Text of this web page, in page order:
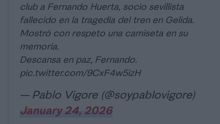
club a Fernando Huerta, socio sevillista
fallecido en la tragedia del tren en Gelida.
Mostró con respeto una camiseta en su
memoria.
Descansa en paz, Fernando.
pic.twitter.com/9CxF4w5izH
— Pablo Vigore (@soypablovigore)
January 24, 2026